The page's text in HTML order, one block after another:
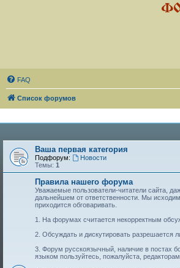
FAQ
Список форумов
Ваша первая категория
Подфорум:
Новости
Темы: 1
Правила нашего форума
Уважаемые пользователи-читатели сайта,
дальнейшем от ответственности. Мы
приходится обговаривать.
1. На форумах считается некорректным
2. Обсуждать и дискутировать разрешается
3. Форум русскоязычный, наличие в постах
языком пользуйтесь, пожалуйста,